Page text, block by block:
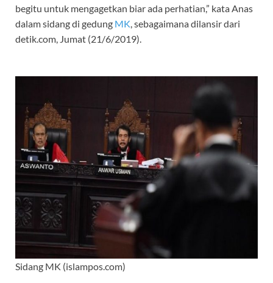
begitu untuk mengagetkan biar ada perhatian,” kata Anas
dalam sidang di gedung MK, sebagaimana dilansir dari
detik.com, Jumat (21/6/2019).
Sidang MK (islampos.com)